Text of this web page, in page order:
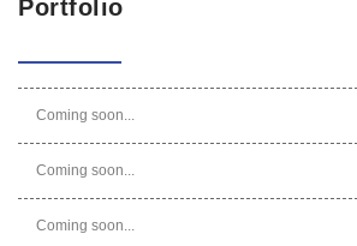
Portfolio
Coming soon...
Coming soon...
Coming soon...